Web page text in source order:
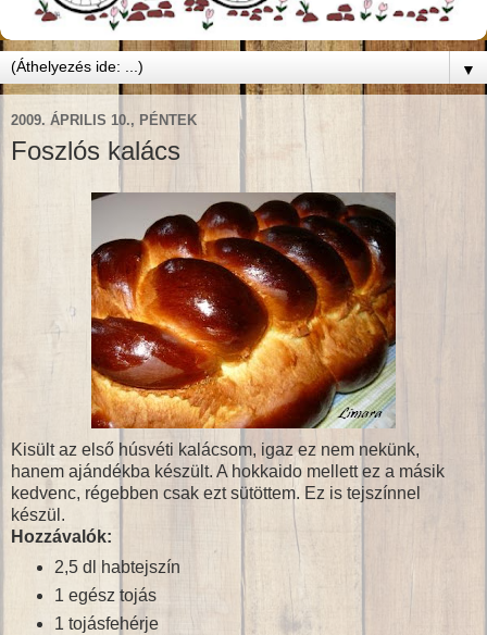
▼
2009. ÁPRILIS 10., PÉNTEK
Foszlós kalács
Kisült az első húsvéti kalácsom, igaz ez nem nekünk,
hanem ajándékba készült. A hokkaido mellett ez a másik
kedvenc, régebben csak ezt sütöttem. Ez is tejszínnel
készül.
Hozzávalók:
2,5 dl habtejszín
1 egész tojás
1 tojásfehérje